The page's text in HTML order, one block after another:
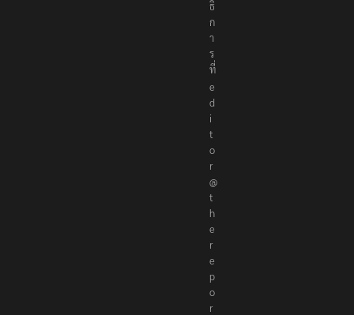
ณ
า
ธิ
ก
า
ร
ที่
e
d
i
t
o
r
@
t
h
e
r
e
p